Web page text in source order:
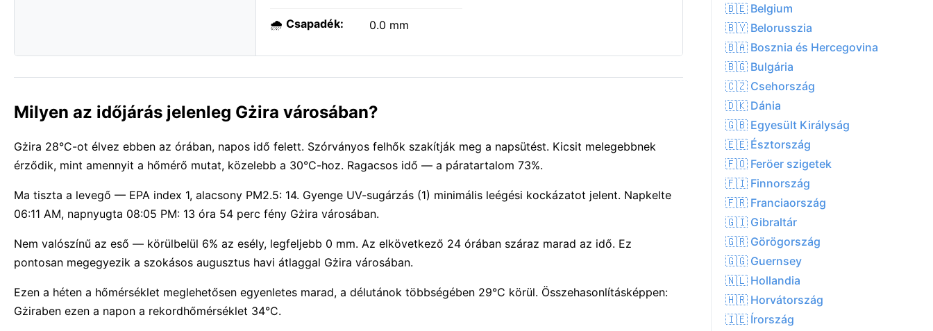
🌧️ Csapadék: 0.0 mm
Milyen az időjárás jelenleg Gżira városában?
Gżira 28°C-ot élvez ebben az órában, napos idő felett. Szórványos felhők szakítják meg a napsütést. Kicsit melegebbnek
érződik, mint amennyit a hőmérő mutat, közelebb a 30°C-hoz. Ragacsos idő — a páratartalom 73%.
Ma tiszta a levegő — EPA index 1, alacsony PM2.5: 14. Gyenge UV-sugárzás (1) minimális leégési kockázatot jelent. Napkelte
06:11 AM, napnyugta 08:05 PM: 13 óra 54 perc fény Gżira városában.
Nem valószínű az eső — körülbelül 6% az esély, legfeljebb 0 mm. Az elkövetkező 24 órában száraz marad az idő. Ez
pontosan megegyezik a szokásos augusztus havi átlaggal Gżira városában.
Ezen a héten a hőmérséklet meglehetősen egyenletes marad, a délutánok többségében 29°C körül. Összehasonlításképpen:
Gżiraben ezen a napon a rekordhőmérséklet 34°C.
🇧🇪 Belgium
🇧🇾 Belorusszia
🇧🇦 Bosznia és Hercegovina
🇧🇬 Bulgária
🇨🇿 Csehország
🇩🇰 Dánia
🇬🇧 Egyesült Királyság
🇪🇪 Észtország
🇫🇴 Feröer szigetek
🇫🇮 Finnország
🇫🇷 Franciaország
🇬🇮 Gibraltár
🇬🇷 Görögország
🇬🇬 Guernsey
🇳🇱 Hollandia
🇭🇷 Horvátország
🇮🇪 Írország